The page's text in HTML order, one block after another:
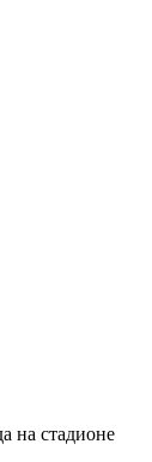
на стадионе